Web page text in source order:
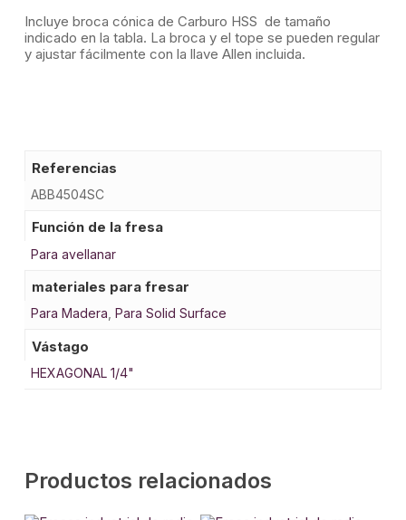
Incluye broca cónica de Carburo HSS de tamaño
indicado en la tabla. La broca y el tope se pueden regular
y ajustar fácilmente con la llave Allen incluida.
Referencias
ABB4504SC
Función de la fresa
Para avellanar
materiales para fresar
Para Madera Para Solid Surface
Vástago
HEXAGONAL 1/4"
Productos relacionados